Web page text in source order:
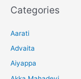
Categories
Aarati
Advaita
Aiyappa